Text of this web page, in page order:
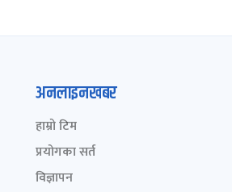
अनलाइनखबर
हाम्रो टिम
प्रयोगका सर्त
विज्ञापन